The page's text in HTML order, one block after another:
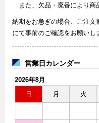
また、欠品・廃番により商
納期をお急ぎの場合、ご注文
にて事前のご確認をお願いし
営業日カレンダー
2026年8月
日
月 火